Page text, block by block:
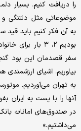
را دریافت کنیم. بسیار
موضوعاتی مثل دلتنگی
بودیم ۲، ۳ بار
سفر قصدمان این بود
بیاوریم. اشیای ارزشمندی
به تهران می‌آوردیم.
آنها را با پست به ایران
در صندوق‌های امانات
می‌داشتیم.»